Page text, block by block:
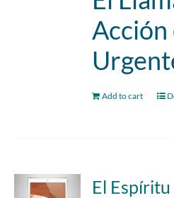
Acción
Add to cart
El